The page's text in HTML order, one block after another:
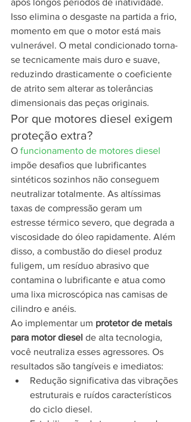
após longos períodos de inatividade.
Isso elimina o desgaste na partida a frio,
momento em que o motor está mais
vulnerável. O metal condicionado torna-
se tecnicamente mais duro e suave,
reduzindo drasticamente o coeficiente
de atrito sem alterar as tolerâncias
dimensionais das peças originais.
Por que motores diesel exigem
proteção extra?
O funcionamento de motores diesel
impõe desafios que lubrificantes
sintéticos sozinhos não conseguem
neutralizar totalmente. As altíssimas
taxas de compressão geram um
estresse térmico severo, que degrada a
viscosidade do óleo rapidamente. Além
disso, a combustão do diesel produz
fuligem, um resíduo abrasivo que
contamina o lubrificante e atua como
uma lixa microscópica nas camisas de
cilindro e anéis.
Ao implementar um protetor de metais
para motor diesel de alta tecnologia,
você neutraliza esses agressores. Os
resultados são tangíveis e imediatos:
Redução significativa das vibrações
estruturais e ruídos característicos
do ciclo diesel.